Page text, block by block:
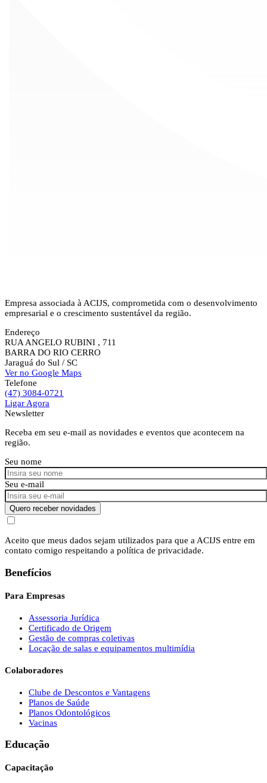
Empresa associada à ACIJS, comprometida com o desenvolvimento
empresarial e o crescimento sustentável da região.
Endereço
RUA ANGELO RUBINI , 711
BARRA DO RIO CERRO
Jaraguá do Sul / SC
Ver no Google Maps
Telefone
(47) 3084-0721
Ligar Agora
Newsletter
Receba em seu e-mail as novidades e eventos que acontecem na
região.
Seu nome
Seu e-mail
Quero receber novidades
Aceito que meus dados sejam utilizados para que a ACIJS entre em
contato comigo respeitando a política de privacidade.
Benefícios
Para Empresas
Assessoria Jurídica
Certificado de Origem
Gestão de compras coletivas
Locação de salas e equipamentos multimídia
Colaboradores
Clube de Descontos e Vantagens
Planos de Saúde
Planos Odontológicos
Vacinas
Educação
Capacitação